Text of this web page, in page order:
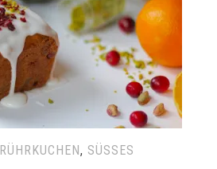
RÜHRKUCHEN, SÜSSES